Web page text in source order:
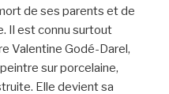
de ses parents et de
Il est connu surtout
Valentine Godé-Darel,
sur porcelaine,
Elle devient sa